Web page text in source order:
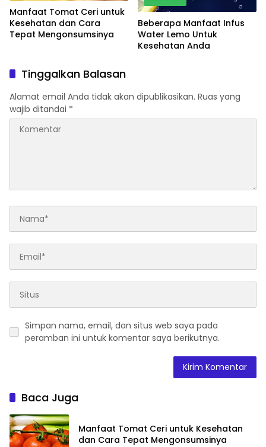
Manfaat Tomat Ceri untuk
Kesehatan dan Cara
Tepat Mengonsumsinya
Beberapa Manfaat Infus
Water Lemo Untuk
Kesehatan Anda
Tinggalkan Balasan
Alamat email Anda tidak akan dipublikasikan. Ruas yang
wajib ditandai *
Simpan nama, email, dan situs web saya pada
peramban ini untuk komentar saya berikutnya.
Baca Juga
Manfaat Tomat Ceri untuk Kesehatan
dan Cara Tepat Mengonsumsinya